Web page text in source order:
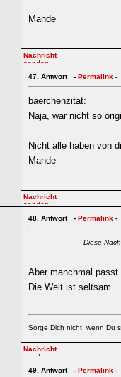
Mande
47. Antwort - Permalink -
baerchenzitat:
Naja, war nicht so
Nicht alle haben von
Mande
48. Antwort - Permalink -
Diese
Aber manchmal passt
Die Welt ist seltsam.
Sorge Dich nicht, wenn Du
49. Antwort - Permalink -